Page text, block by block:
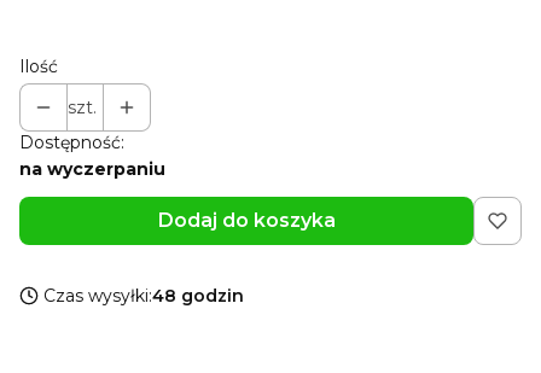
Ilość
szt.
Dostępność:
na wyczerpaniu
Dodaj do koszyka
Czas wysyłki:48 godzin